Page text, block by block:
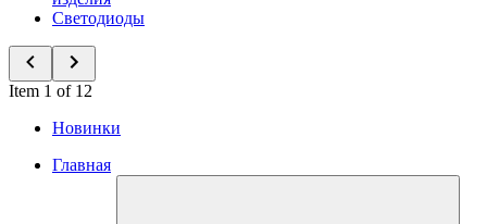
Светодиоды
Item 1 of 12
Новинки
Главная